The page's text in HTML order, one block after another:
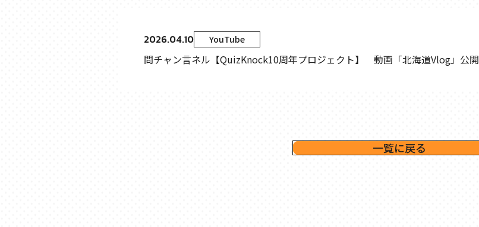
2026.04.10 YouTube
問チャン言ネル【QuizKnock10周年プロジェクト】 動画「北海道Vlog」公開
一覧に戻る